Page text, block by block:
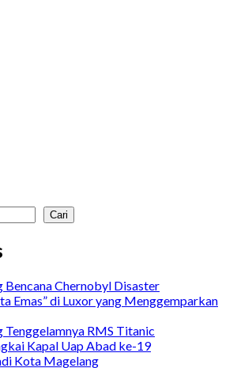
Cari
Bencana Chernobyl Disaster
Emas” di Luxor yang Menggemparkan
Tenggelamnya RMS Titanic
Kapal Uap Abad ke-19
Kota Magelang